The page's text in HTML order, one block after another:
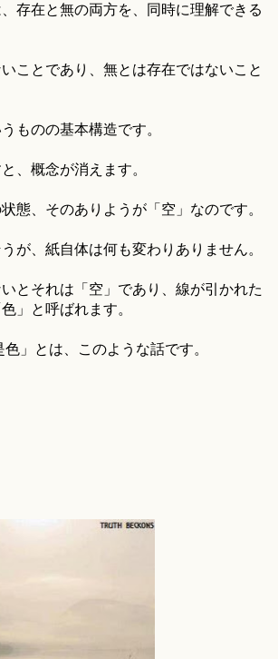
存在と無の両方を、同時に理解できる
ことであり、無とは存在ではないこと
ものの基本構造です。
、概念が消えます。
態、そのありようが「空」なのです。
が、紙自体は何も変わりありません。
とそれは「空」であり、線が引かれた
」と呼ばれます。
色」とは、このような話です。